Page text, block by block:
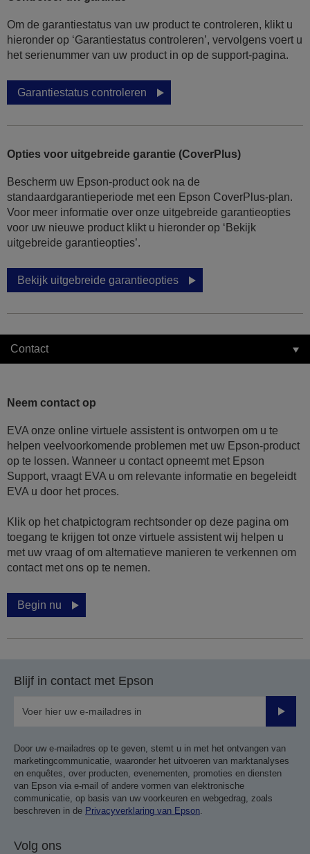
Om de garantiestatus van uw product te controleren, klikt u
hieronder op ‘Garantiestatus controleren’, vervolgens voert u
het serienummer van uw product in op de support-pagina.
Garantiestatus controleren
Opties voor uitgebreide garantie (CoverPlus)
Bescherm uw Epson-product ook na de
standaardgarantieperiode met een Epson CoverPlus-plan.
Voor meer informatie over onze uitgebreide garantieopties
voor uw nieuwe product klikt u hieronder op ‘Bekijk
uitgebreide garantieopties’.
Bekijk uitgebreide garantieopties
Contact
Neem contact op
EVA onze online virtuele assistent is ontworpen om u te
helpen veelvoorkomende problemen met uw Epson-product
op te lossen. Wanneer u contact opneemt met Epson
Support, vraagt EVA u om relevante informatie en begeleidt
EVA u door het proces.
Klik op het chatpictogram rechtsonder op deze pagina om
toegang te krijgen tot onze virtuele assistent wij helpen u
met uw vraag of om alternatieve manieren te verkennen om
contact met ons op te nemen.
Begin nu
Blijf in contact met Epson
Door uw e-mailadres op te geven, stemt u in met het ontvangen van
marketingcommunicatie, waaronder het uitvoeren van marktanalyses
en enquêtes, over producten, evenementen, promoties en diensten
van Epson via e-mail of andere vormen van elektronische
communicatie, op basis van uw voorkeuren en webgedrag, zoals
beschreven in de Privacyverklaring van Epson.
Volg ons